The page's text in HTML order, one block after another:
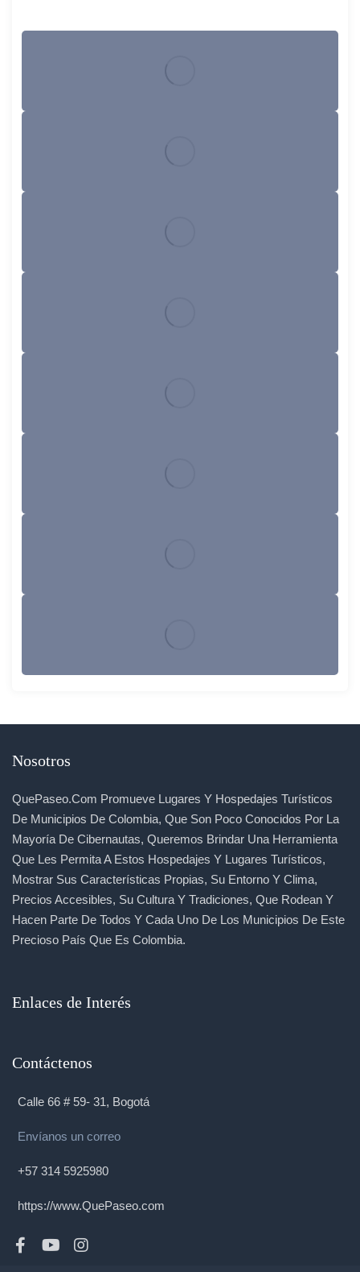
Nosotros
QuePaseo.com Promueve Lugares Y Hospedajes Turísticos
De Municipios De Colombia, Que Son Poco Conocidos Por La
Mayoría De Cibernautas, Queremos Brindar Una Herramienta
Que Les Permita A Estos Hospedajes Y Lugares Turísticos,
Mostrar Sus Características Propias, Su Entorno Y Clima,
Precios Accesibles, Su Cultura Y Tradiciones, Que Rodean Y
Hacen Parte De Todos Y Cada Uno De Los Municipios De Este
Precioso País Que Es Colombia.
Enlaces de Interés
Contáctenos
Calle 66 # 59- 31, Bogotá
Envíanos un correo
+57 314 5925980
https://www.QuePaseo.com